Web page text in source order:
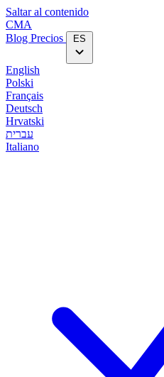
Saltar al contenido
CMA
Blog‎ Precios ES
English
Polski
Français
Deutsch
Hrvatski
עברית
Italiano